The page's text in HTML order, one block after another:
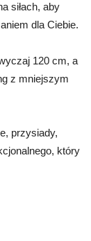
siłach, aby
dla Ciebie.
120 cm, a
z mniejszym
przysiady,
który